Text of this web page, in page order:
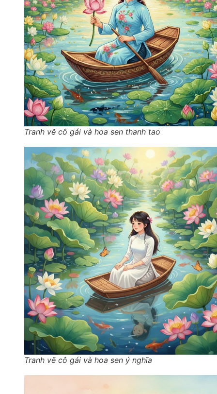
Tranh vẽ cô gái và hoa sen thanh tao
Tranh vẽ cô gái và hoa sen ý nghĩa